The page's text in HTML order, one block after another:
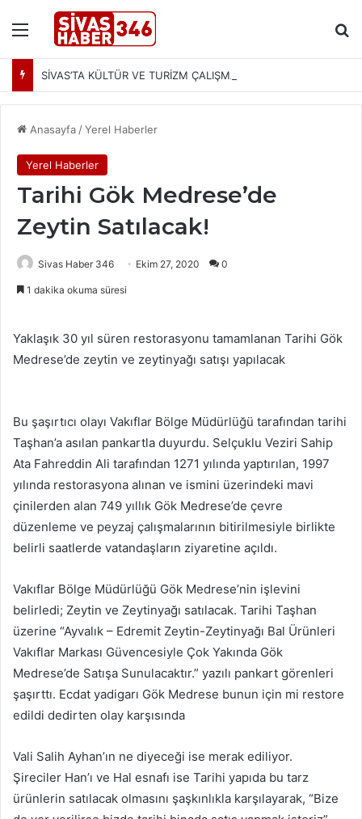
Menü
Anasayfa /Yerel Haberler
Yerel Haberler
Tarihi Gök Medrese’de
Zeytin Satılacak!
Sivas Haber 346 Ekim 27, 2020 0
1 dakika okuma süresi
Yaklaşık 30 yıl süren restorasyonu tamamlanan Tarihi Gök
Medrese’de zeytin ve zeytinyağı satışı yapılacak
Bu şaşırtıcı olayı Vakıflar Bölge Müdürlüğü tarafından tarihi
Taşhan’a asılan pankartla duyurdu. Selçuklu Veziri Sahip
Ata Fahreddin Ali tarafından 1271 yılında yaptırılan, 1997
yılında restorasyona alınan ve ismini üzerindeki mavi
çinilerden alan 749 yıllık Gök Medrese’de çevre
düzenleme ve peyzaj çalışmalarının bitirilmesiyle birlikte
belirli saatlerde vatandaşların ziyaretine açıldı.
Vakıflar Bölge Müdürlüğü Gök Medrese’nin işlevini
belirledi; Zeytin ve Zeytinyağı satılacak. Tarihi Taşhan
üzerine “Ayvalık – Edremit Zeytin-Zeytinyağı Bal Ürünleri
Vakıflar Markası Güvencesiyle Çok Yakında Gök
Medrese’de Satışa Sunulacaktır.” yazılı pankart görenleri
şaşırttı. Ecdat yadigarı Gök Medrese bunun için mi restore
edildi dedirten olay karşısında
Vali Salih Ayhan’ın ne diyeceği ise merak ediliyor.
Şireciler Han’ı ve Hal esnafı ise Tarihi yapıda bu tarz
ürünlerin satılacak olmasını şaşkınlıkla karşılayarak, “Bize